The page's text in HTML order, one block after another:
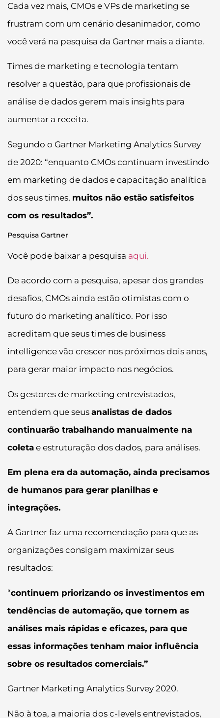
Cada vez mais, CMOs e VPs de marketing se
frustram com um cenário desanimador, como
você verá na pesquisa da Gartner mais a diante.
Times de marketing e tecnologia tentam
resolver a questão, para que profissionais de
análise de dados gerem mais insights para
aumentar a receita.
Segundo o Gartner Marketing Analytics Survey
de 2020: “enquanto CMOs continuam investindo
em marketing de dados e capacitação analítica
dos seus times, muitos não estão satisfeitos
com os resultados”.
Pesquisa Gartner
Você pode baixar a pesquisa aqui.
De acordo com a pesquisa, apesar dos grandes
desafios, CMOs ainda estão otimistas com o
futuro do marketing analítico. Por isso
acreditam que seus times de business
intelligence vão crescer nos próximos dois anos,
para gerar maior impacto nos negócios.
Os gestores de marketing entrevistados,
entendem que seus analistas de dados
continuarão trabalhando manualmente na
coleta e estruturação dos dados, para análises.
Em plena era da automação, ainda precisamos
de humanos para gerar planilhas e
integrações.
A Gartner faz uma recomendação para que as
organizações consigam maximizar seus
resultados:
“continuem priorizando os investimentos em
tendências de automação, que tornem as
análises mais rápidas e eficazes, para que
essas informações tenham maior influência
sobre os resultados comerciais.”
Gartner Marketing Analytics Survey 2020.
Não à toa, a maioria dos c-levels entrevistados,